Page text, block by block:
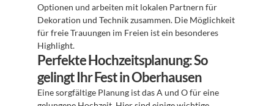
Optionen und arbeiten mit lokalen Partnern für
Dekoration und Technik zusammen. Die Möglichkeit
für freie Trauungen im Freien ist ein besonderes
Highlight.
Perfekte Hochzeitsplanung: So
gelingt Ihr Fest in Oberhausen
Eine sorgfältige Planung ist das A und O für eine